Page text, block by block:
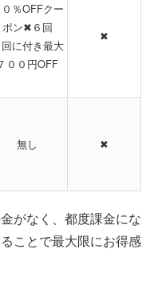
０％OFFクー
ポン✖６回
回に付き最大
００円OFF
✖
無し ✖
がなく、都度課金にな
ことで最大限にお得感